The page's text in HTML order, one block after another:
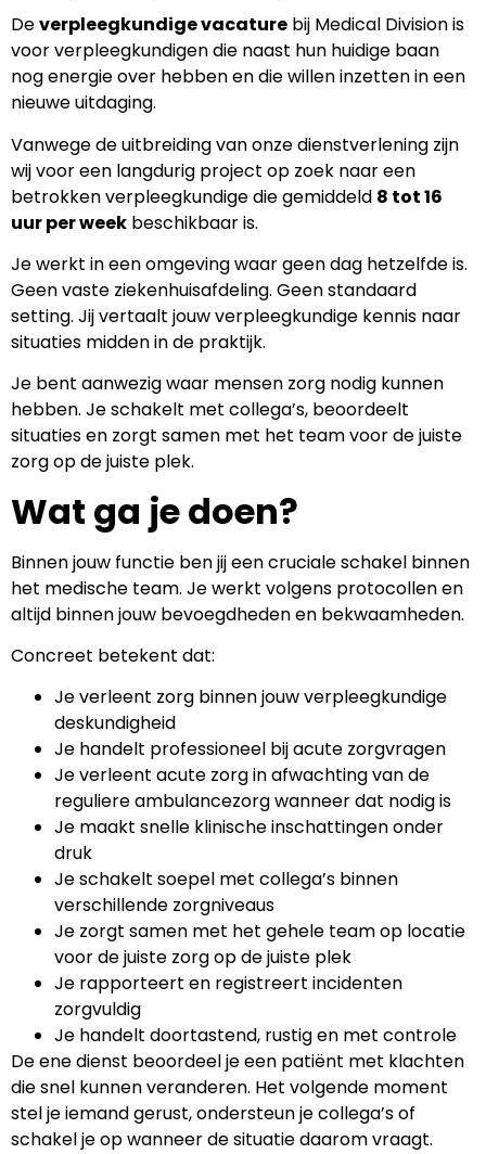
Deverpleegkundige vacature bij Medical Division is
voor verpleegkundigen die naast hun huidige baan
nog energie over hebben en die willen inzetten in een
nieuwe uitdaging.
Vanwege de uitbreiding van onze dienstverlening zijn
wij voor een langdurig project op zoek naar een
betrokken verpleegkundige die gemiddeld 8 tot 16
uur per week beschikbaar is.
Je werkt in een omgeving waar geen dag hetzelfde is.
Geen vaste ziekenhuisafdeling. Geen standaard
setting. Jij vertaalt jouw verpleegkundige kennis naar
situaties midden in de praktijk.
Je bent aanwezig waar mensen zorg nodig kunnen
hebben. Je schakelt met collega’s, beoordeelt
situaties en zorgt samen met het team voor de juiste
zorg op de juiste plek.
Wat ga je doen?
Binnen jouw functie ben jij een cruciale schakel binnen
het medische team. Je werkt volgens protocollen en
altijd binnen jouw bevoegdheden en bekwaamheden.
Concreet betekent dat:
Je verleent zorg binnen jouw verpleegkundige
deskundigheid
Je handelt professioneel bij acute zorgvragen
Je verleent acute zorg in afwachting van de
reguliere ambulancezorg wanneer dat nodig is
Je maakt snelle klinische inschattingen onder
druk
Je schakelt soepel met collega’s binnen
verschillende zorgniveaus
Je zorgt samen met het gehele team op locatie
voor de juiste zorg op de juiste plek
Je rapporteert en registreert incidenten
zorgvuldig
Je handelt doortastend, rustig en met controle
De ene dienst beoordeel je een patiënt met klachten
die snel kunnen veranderen. Het volgende moment
stel je iemand gerust, ondersteun je collega’s of
schakel je op wanneer de situatie daarom vraagt.